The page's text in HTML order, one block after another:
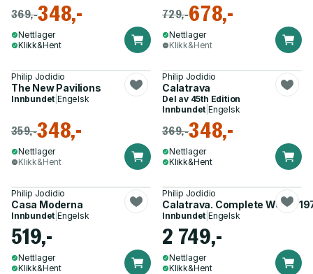
369,-348,-
Nettlager
Klikk&Hent
729,-678,-
Nettlager
Klikk&Hent
Philip Jodidio
The New Pavilions
Innbundet |Engelsk
359,-348,-
Nettlager
Klikk&Hent
Philip Jodidio
Calatrava
Del av 45th Edition
Innbundet |Engelsk
369,-348,-
Nettlager
Klikk&Hent
Philip Jodidio
Casa Moderna
Innbundet |Engelsk
519,-
Nettlager
Klikk&Hent
Philip Jodidio
Calatrava. Complete Works
Innbundet |Engelsk
2 749,-
Nettlager
Klikk&Hent